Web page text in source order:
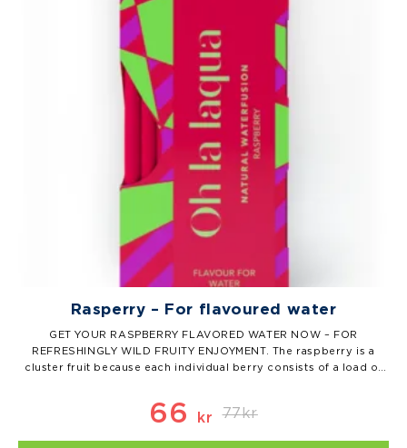
Rasperry – For flavoured water
GET YOUR RASPBERRY FLAVORED WATER NOW – FOR
REFRESHINGLY WILD FRUITY ENJOYMENT. The raspberry is a
cluster fruit because each individual berry consists of a load of
raspberry. (And let us know what you come up with.) But…
77kr
Det
66 kr
Det